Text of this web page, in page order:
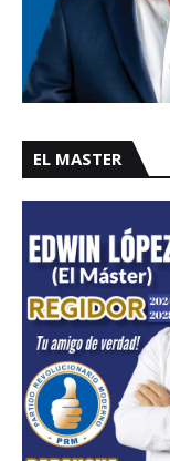
EL MASTER